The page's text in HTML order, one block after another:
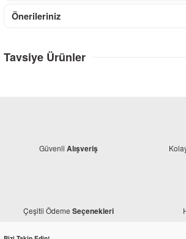
Önerileriniz
Tavsiye Ürünler
Monero
Mondial 150 MH Drift Siperlik Camı
Güvenli Alışveriş
Çeşitli Ödeme Seçenekleri